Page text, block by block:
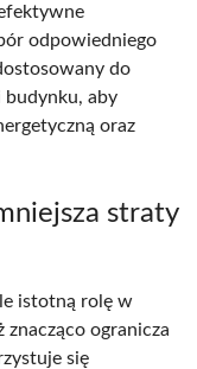
odpowiedniego
do
aby
oraz
straty
istotną rolę w
znacząco ogranicza
się